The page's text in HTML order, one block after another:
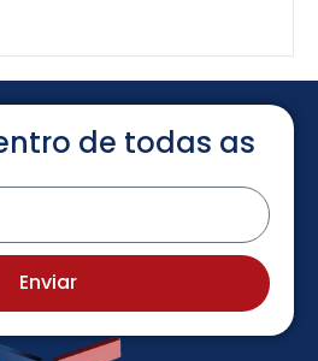
de todas as
Enviar